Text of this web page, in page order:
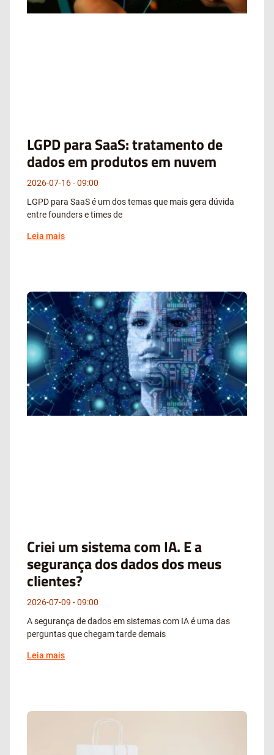
LGPD para SaaS: tratamento de
dados em produtos em nuvem
2026-07-16
09:00
LGPD para SaaS é um dos temas que mais gera dúvida
entre founders e times de
Leia mais
Criei um sistema com IA. E a
segurança dos dados dos meus
clientes?
2026-07-09
09:00
A segurança de dados em sistemas com IA é uma das
perguntas que chegam tarde demais
Leia mais